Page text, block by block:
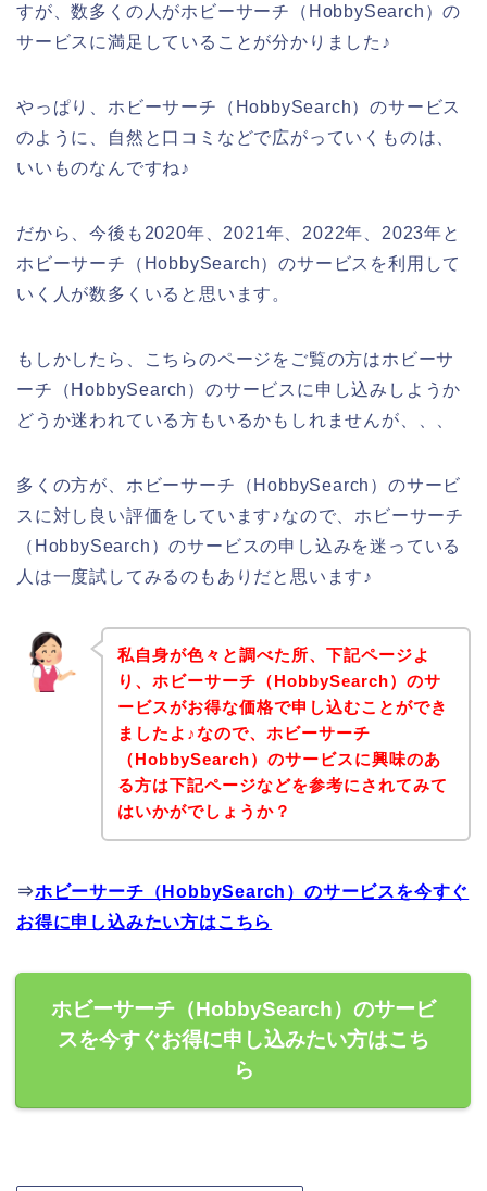
すが、数多くの人がホビーサーチ（HobbySearch）の
サービスに満足していることが分かりました♪
やっぱり、ホビーサーチ（HobbySearch）のサービス
のように、自然と口コミなどで広がっていくものは、
いいものなんですね♪
だから、今後も2020年、2021年、2022年、2023年と
ホビーサーチ（HobbySearch）のサービスを利用して
いく人が数多くいると思います。
もしかしたら、こちらのページをご覧の方はホビーサ
ーチ（HobbySearch）のサービスに申し込みしようか
どうか迷われている方もいるかもしれませんが、、、
多くの方が、ホビーサーチ（HobbySearch）のサービ
スに対し良い評価をしています♪なので、ホビーサーチ
（HobbySearch）のサービスの申し込みを迷っている
人は一度試してみるのもありだと思います♪
私自身が色々と調べた所、下記ページよ
り、ホビーサーチ（HobbySearch）のサ
ービスがお得な価格で申し込むことができ
ましたよ♪なので、ホビーサーチ
（HobbySearch）のサービスに興味のあ
る方は下記ページなどを参考にされてみて
はいかがでしょうか？
⇒ホビーサーチ（HobbySearch）のサービスを今すぐ
お得に申し込みたい方はこちら
ホビーサーチ（HobbySearch）のサービ
スを今すぐお得に申し込みたい方はこち
ら